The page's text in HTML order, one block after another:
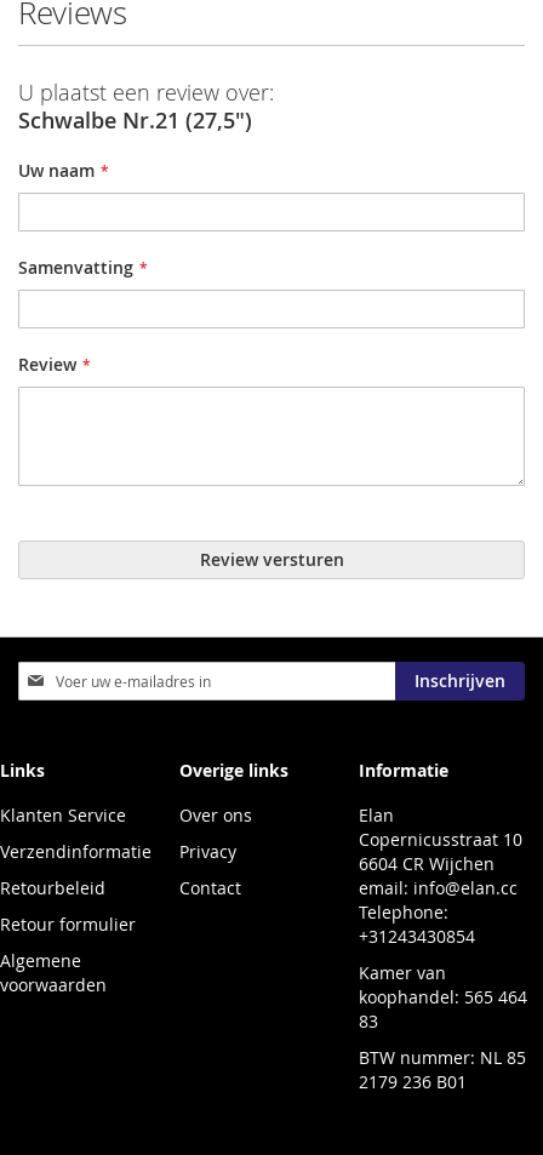
Reviews
U plaatst een review over:
Schwalbe Nr.21 (27,5")
Uw naam
Samenvatting
Review
Review versturen
Abonneer
u
nieuwsbrief
Inschrijven
Links
Klanten Service
Verzendinformatie
Retourbeleid
Retour formulier
Algemene
voorwaarden
Overige links
Over ons
Privacy
Contact
Informatie
Elan
Copernicusstraat 10
6604 CR Wijchen
email: info@elan.cc
Telephone:
+31243430854
Kamer van
koophandel: 565 464
83
BTW nummer: NL 85
2179 236 B01